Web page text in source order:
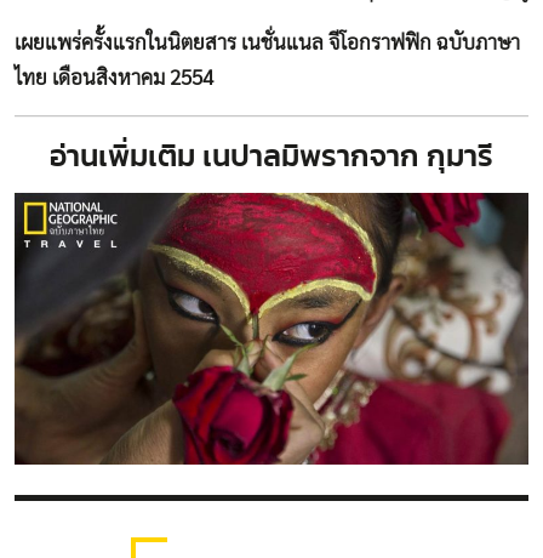
เผยแพร่ครั้งแรกในนิตยสาร เนชั่นแนล จีโอกราฟฟิก ฉบับภาษา
ไทย เดือนสิงหาคม 2554
อ่านเพิ่มเติม เนปาลมิพรากจาก กุมารี